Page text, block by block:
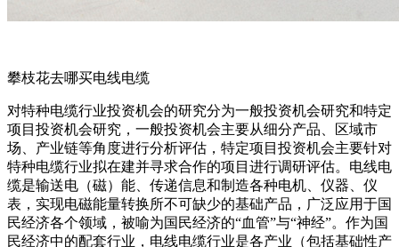
攀枝花去哪买电线电缆
对特种电缆行业投资机会的研究分为一般投资机会研究和特定
项目投资机会研究，一般投资机会主要从细分产品、区域市
场、产业链等角度进行分析评估，特定项目投资机会主要针对
特种电缆行业拟在建并寻求合作的项目进行调研评估。电线电
缆是输送电（磁）能、传递信息和制造各种电机、仪器、仪
表，实现电磁能量转换所不可缺少的基础产品，广泛应用于国
民经济各个领域，被喻为国民经济的“血管”与“神经”。作为国
民经济中的配套行业，电线电缆行业是各产业（包括基础性产